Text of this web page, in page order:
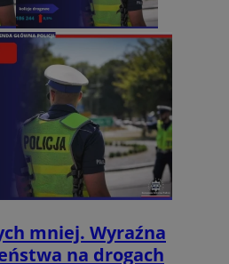
mniej. Wyraźna
na drogach